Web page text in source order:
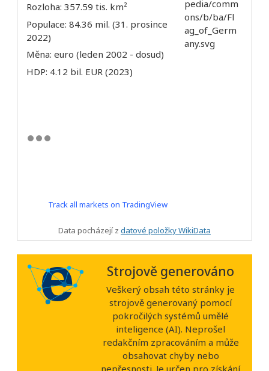
Rozloha: 357.59 tis. km²
Populace: 84.36 mil. (31. prosince
2022)
Měna: euro (leden 2002 - dosud)
HDP: 4.12 bil. EUR (2023)
Track all markets on TradingView
Data pocházejí z datové položky WikiData
Strojově generováno
Veškerý obsah této stránky je
strojově generovaný pomocí
pokročilých systémů umělé
inteligence (AI). Neprošel
redakčním zpracováním a může
obsahovat chyby nebo